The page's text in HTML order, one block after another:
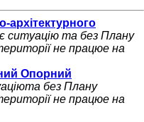
архітектурного
ситуацію та без Плану
не працюе на
Опорний
без Плану
не працюе на